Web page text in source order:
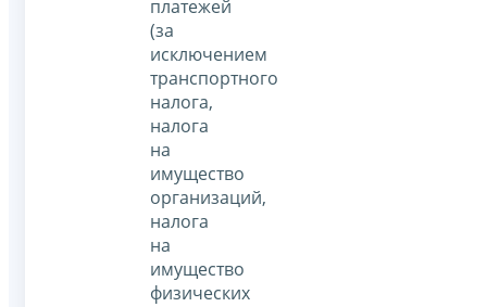
платежей
(за
исключением
транспортного
налога,
налога
на
имущество
организаций,
налога
на
имущество
физических